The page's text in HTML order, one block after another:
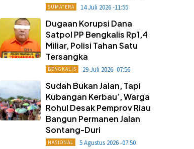
SUMATERA 14 Juli 2026 -11:55
Dugaan Korupsi Dana
Satpol PP Bengkalis Rp1,4
Miliar, Polisi Tahan Satu
Tersangka
BENGKALIS 29 Juli 2026 -07:56
Sudah Bukan Jalan, Tapi
Kubangan Kerbau’, Warga
Rohul Desak Pemprov Riau
Bangun Permanen Jalan
Sontang-Duri
NASIONAL 5 Agustus 2026 -07:50